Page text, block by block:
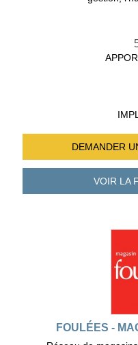
DEMANDER
VOIR LA
FOULÉES -